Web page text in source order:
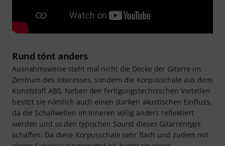
Rund tönt anders
Ausnahmsweise steht mal nicht die Decke der Gitarre im
Zentrum des Interesses, sondern die Korpusschale aus dem
Kunststoff ABS. Neben den fertigungstechnischen Vorteilen
besitzt sie nämlich auch einen starken akustischen Einfluss,
da die Schallwellen im Inneren völlig anders reflektiert
werden und so den typischen Sound dieses Gitarrentyps
schaffen. Da diese Korpusschale sehr flach und zudem mit